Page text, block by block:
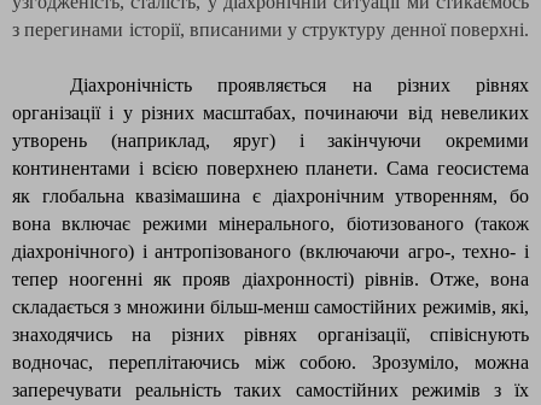
з перегинами історії, вписаними у структуру денної поверхні.
Діахронічність проявляється на різних рівнях
організації і у різних масштабах, починаючи від невеликих
утворень (наприклад, яруг) і закінчуючи окремими
континентами і всією поверхнею планети. Сама геосистема
як глобальна квазімашина є діахронічним утворенням, бо
вона включає режими мінерального, біотизованого (також
діахронічного) і антропізованого (включаючи агро-, техно- і
тепер ноогенні як прояв діахронності) рівнів. Отже, вона
складається з множини більш-менш самостійних режимів, які,
знаходячись на різних рівнях організації, співіснують
водночас, переплітаючись між собою. Зрозуміло, можна
заперечувати реальність таких самостійних режимів з їх